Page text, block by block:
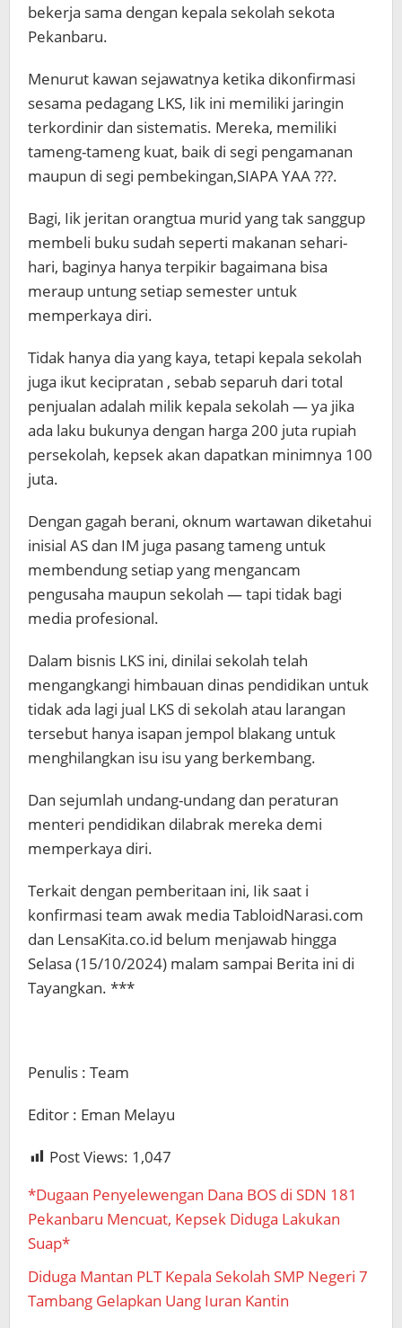
bekerja sama dengan kepala sekolah sekota
Pekanbaru.
Menurut kawan sejawatnya ketika dikonfirmasi
sesama pedagang LKS, Iik ini memiliki jaringin
terkordinir dan sistematis. Mereka, memiliki
tameng-tameng kuat, baik di segi pengamanan
maupun di segi pembekingan,SIAPA YAA ???.
Bagi, Iik jeritan orangtua murid yang tak sanggup
membeli buku sudah seperti makanan sehari-
hari, baginya hanya terpikir bagaimana bisa
meraup untung setiap semester untuk
memperkaya diri.
Tidak hanya dia yang kaya, tetapi kepala sekolah
juga ikut kecipratan , sebab separuh dari total
penjualan adalah milik kepala sekolah — ya jika
ada laku bukunya dengan harga 200 juta rupiah
persekolah, kepsek akan dapatkan minimnya 100
juta.
Dengan gagah berani, oknum wartawan diketahui
inisial AS dan IM juga pasang tameng untuk
membendung setiap yang mengancam
pengusaha maupun sekolah — tapi tidak bagi
media profesional.
Dalam bisnis LKS ini, dinilai sekolah telah
mengangkangi himbauan dinas pendidikan untuk
tidak ada lagi jual LKS di sekolah atau larangan
tersebut hanya isapan jempol blakang untuk
menghilangkan isu isu yang berkembang.
Dan sejumlah undang-undang dan peraturan
menteri pendidikan dilabrak mereka demi
memperkaya diri.
Terkait dengan pemberitaan ini, Iik saat i
konfirmasi team awak media TabloidNarasi.com
dan LensaKita.co.id belum menjawab hingga
Selasa (15/10/2024) malam sampai Berita ini di
Tayangkan. ***
Penulis : Team
Editor : Eman Melayu
Post Views: 1,047
*Dugaan Penyelewengan Dana BOS di SDN 181
Pekanbaru Mencuat, Kepsek Diduga Lakukan
Suap*
Diduga Mantan PLT Kepala Sekolah SMP Negeri 7
Tambang Gelapkan Uang Iuran Kantin